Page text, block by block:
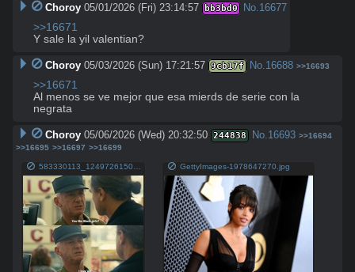
Choroy 05/01/2026 (Fri) 23:14:57 bb3bd0 No.16677
>>16671
Y sale la yil valentian?
Choroy 05/03/2026 (Sun) 17:21:57 9cb17f No.16688 >>16693
>>16671
Al menos se ve mejor que esa mierds de serie con la
negrata
Choroy 05/06/2026 (Wed) 20:32:50 244838 No.16693 >>16694
>>16695 >>16697 >>16699
GettyImages-1978647270.jpg